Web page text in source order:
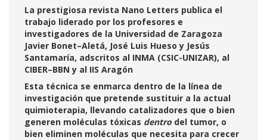
La prestigiosa revista Nano Letters publica el
trabajo liderado por los profesores e
investigadores de la Universidad de Zaragoza
Javier Bonet–Aletá, José Luis Hueso y Jesús
Santamaría, adscritos al INMA (CSIC-UNIZAR), al
CIBER–BBN y al IIS Aragón
Esta técnica se enmarca dentro de la línea de
investigación que pretende sustituir a la actual
quimioterapia, llevando catalizadores que o bien
generen moléculas tóxicas dentro del tumor, o
bien eliminen moléculas que necesita para crecer